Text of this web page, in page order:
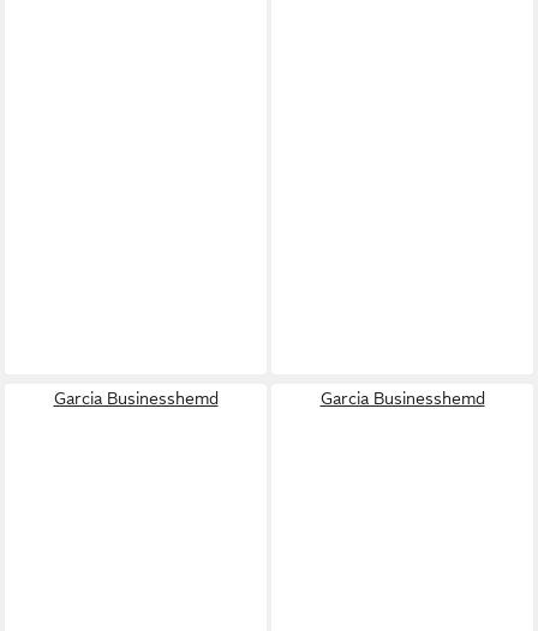
Garcia Businesshemd Garcia Businesshemd